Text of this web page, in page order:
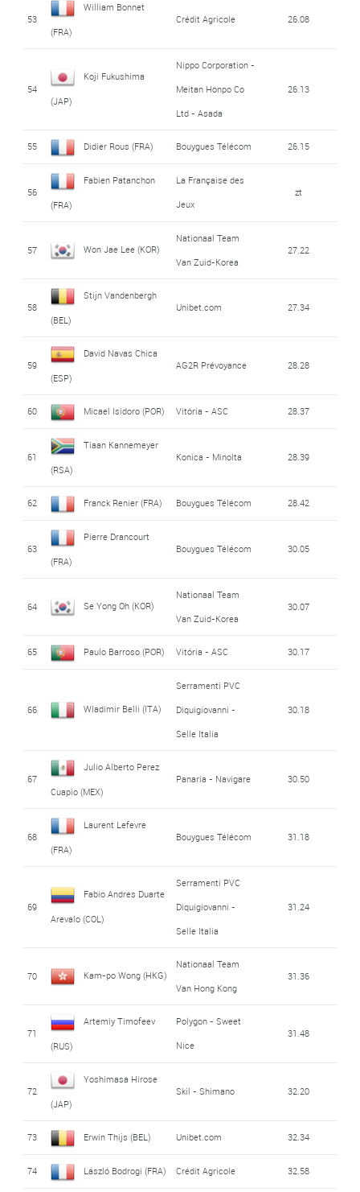
53
William Bonnet
(FRA)
Crédit Agricole 26.08
54
Koji Fukushima
(JAP)
Nippo Corporation -
Meitan Honpo Co
Ltd - Asada
26.13
55 Didier Rous (FRA) Bouygues Télécom 26.15
56
Fabien Patanchon
(FRA)
La Française des
Jeux
zt
57 Won Jae Lee (KOR)
Nationaal Team
Van Zuid-Korea
27.22
58
Stijn Vandenbergh
(BEL)
Unibet.com 27.34
59
David Navas Chica
(ESP)
AG2R Prévoyance 28.28
60 Micael Isidoro (POR) Vitória - ASC 28.37
61
Tiaan Kannemeyer
(RSA)
Konica - Minolta 28.39
62 Franck Renier (FRA) Bouygues Télécom 28.42
63
Pierre Drancourt
(FRA)
Bouygues Télécom 30.05
64 Se Yong Oh (KOR)
Nationaal Team
Van Zuid-Korea
30.07
65 Paulo Barroso (POR) Vitória - ASC 30.17
66 Wladimir Belli (ITA)
Serramenti PVC
Diquigiovanni -
Selle Italia
30.18
67
Julio Alberto Perez
Cuapio (MEX)
Panaria - Navigare 30.50
68
Laurent Lefevre
(FRA)
Bouygues Télécom 31.18
69
Fabio Andres Duarte
Arevalo (COL)
Serramenti PVC
Diquigiovanni -
Selle Italia
31.24
70 Kam-po Wong (HKG)
Nationaal Team
Van Hong Kong
31.36
71
Artemiy Timofeev
(RUS)
Polygon - Sweet
Nice
31.48
72
Yoshimasa Hirose
(JAP)
Skil - Shimano 32.20
73 Erwin Thijs (BEL) Unibet.com 32.34
74 László Bodrogi (FRA) Crédit Agricole 32.58